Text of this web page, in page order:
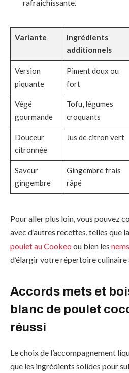
rafraîchissante.
Variante
Ingrédients
additionnels
Version
piquante
Piment doux ou
fort
Végé
gourmande
Tofu, légumes
croquants
Douceur
citronnée
Jus de citron vert
Saveur
gingembre
Gingembre frais
râpé
Pour aller plus loin, vous pouvez
avec d’autres recettes, telles que la
poulet au Cookeo ou bien les
d’élargir votre répertoire culinaire
Accords mets et
blanc de poulet
réussi
Le choix de l’accompagnement
que les ingrédients solides pour